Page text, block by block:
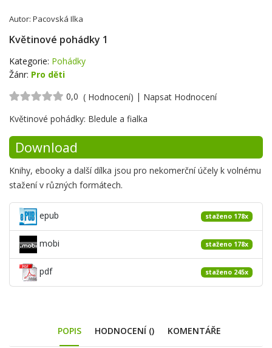
Autor: Pacovská Ilka
Květinové pohádky 1
Kategorie: Pohádky
Žánr: Pro děti
0,0 ( Hodnocení) | Napsat Hodnocení
Krátké
shrnutí
Květinové pohádky: Bledule a fialka
Download
Knihy, ebooky a další dílka jsou pro nekomerční účely k volnému
stažení v různých formátech.
epub staženo 178x
mobi staženo 178x
pdf staženo 245x
POPIS HODNOCENÍ () KOMENTÁŘE